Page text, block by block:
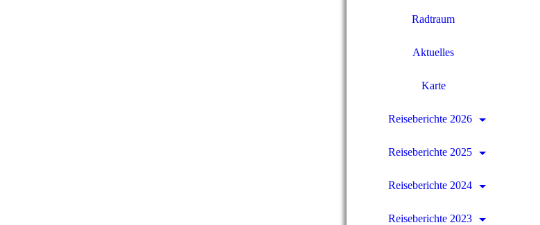
Radtraum
Aktuelles
Karte
Reiseberichte 2026
Reiseberichte 2025
Reiseberichte 2024
Reiseberichte 2023